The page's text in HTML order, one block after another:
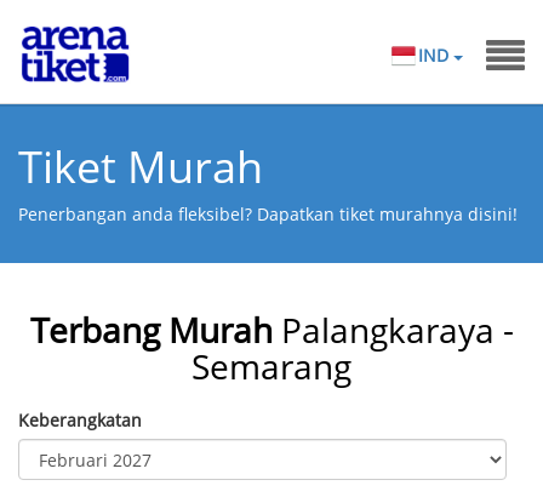
IND
Tiket Murah
Penerbangan anda fleksibel? Dapatkan tiket murahnya disini!
Terbang Murah Palangkaraya -
Semarang
Keberangkatan